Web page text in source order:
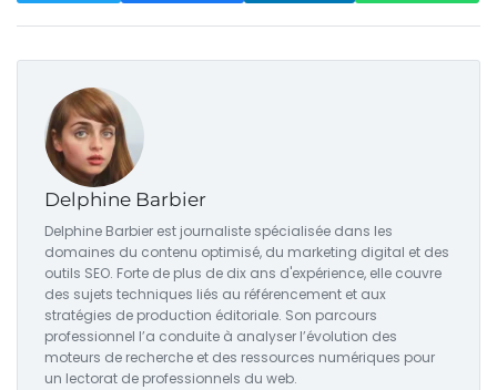
Delphine Barbier
Delphine Barbier est journaliste spécialisée dans les
domaines du contenu optimisé, du marketing digital et des
outils SEO. Forte de plus de dix ans d'expérience, elle couvre
des sujets techniques liés au référencement et aux
stratégies de production éditoriale. Son parcours
professionnel l’a conduite à analyser l’évolution des
moteurs de recherche et des ressources numériques pour
un lectorat de professionnels du web.